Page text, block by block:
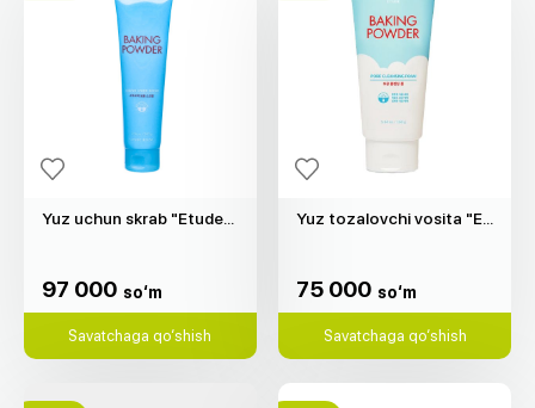
Yuz uchun skrab "Etude" (200gr)
97 000 so‘m
Savatchaga qo‘shish
75 000 so‘m
Savatchaga qo‘shish